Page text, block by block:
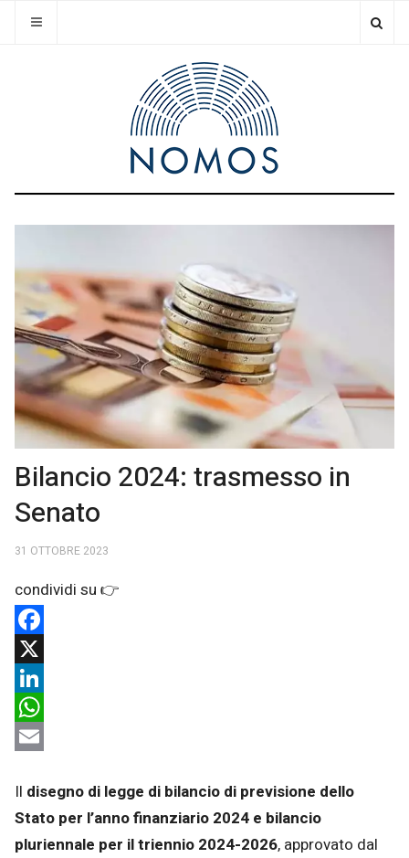
Bilancio 2024: trasmesso in
Senato
31 OTTOBRE 2023
Facebook
X
LinkedIn
WhatsApp
Il disegno di legge di bilancio di previsione dello
Stato per l’anno finanziario 2024 e bilancio
pluriennale per il triennio 2024-2026, approvato dal